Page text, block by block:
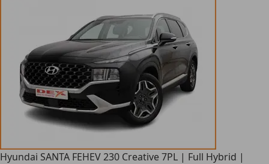
Hyundai SANTA FEHEV 230 Creative 7PL | Full Hybrid |